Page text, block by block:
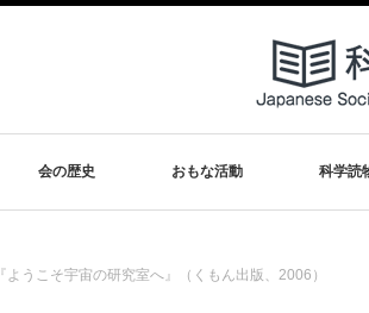
会の歴史 おもな活動 科学読
『ようこそ宇宙の研究室へ』（くもん出版、2006）